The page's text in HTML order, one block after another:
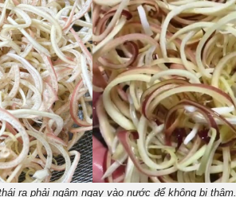
ra phải ngâm ngay vào nước để không bị thâm.